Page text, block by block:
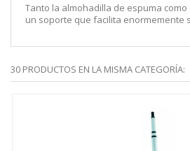
Tanto la almohadilla de espuma
un soporte que facilita enormemente
30 PRODUCTOS EN LA MISMA CATEGORÍA: